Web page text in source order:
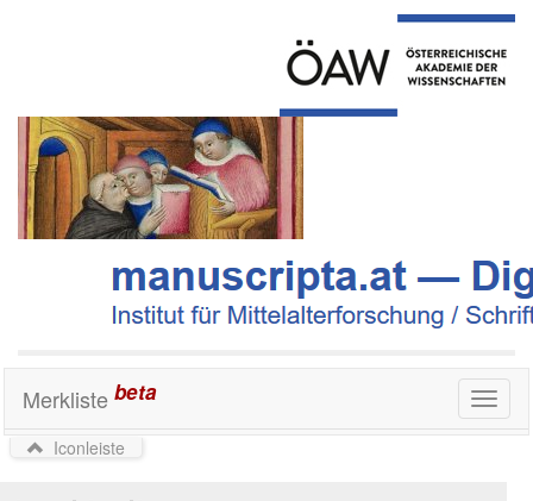
Toggle
Merkliste beta
Iconleiste